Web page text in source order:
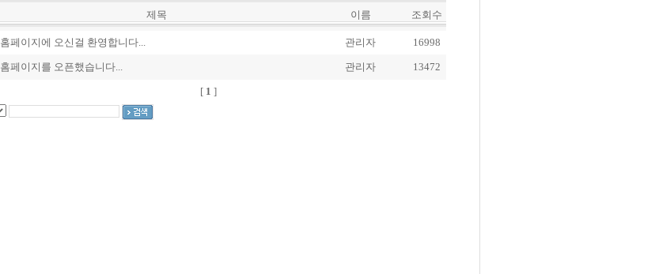
제목 이름 조회수
홈페이지에 오신걸 환영합니다... 관리자 16998
홈페이지를 오픈했습니다... 관리자 13472
[ 1 ]